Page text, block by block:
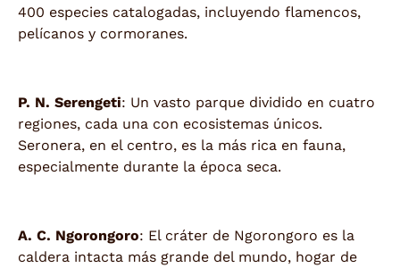
400 especies catalogadas, incluyendo flamencos,
pelícanos y cormoranes.
P. N. Serengeti: Un vasto parque dividido en cuatro
regiones, cada una con ecosistemas únicos.
Seronera, en el centro, es la más rica en fauna,
especialmente durante la época seca.
A. C. Ngorongoro: El cráter de Ngorongoro es la
caldera intacta más grande del mundo, hogar de